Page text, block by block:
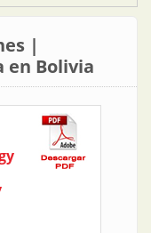
|
en Bolivia